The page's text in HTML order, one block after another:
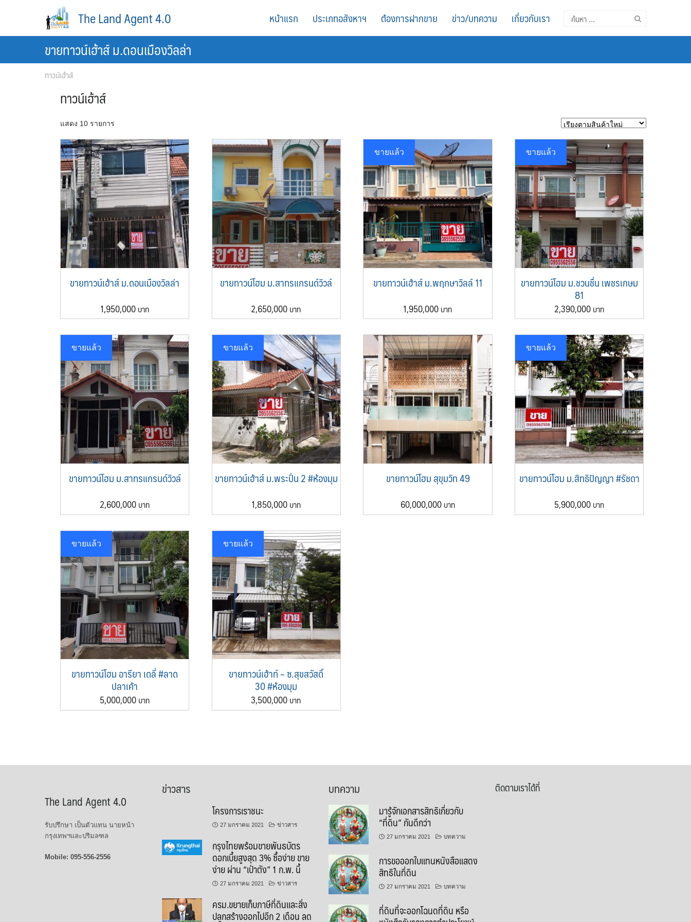
The Land Agent 4.0
ค้นหา
สำหรับ:
หน้าแรก ประเภทอสังหาฯ ต้องการฝากขาย ข่าว/บทความ เกี่ยวกับเรา
ขายทาวน์เฮ้าส์ ม.ดอนเมืองวิลล่า
ทาวน์เฮ้าส์
ทาวน์เฮ้าส์
แสดง 10 รายการ
ขายทาวน์เฮ้าส์ ม.ดอนเมืองวิลล่า
1,950,000
ขายทาวน์โฮม ม.สาทรแกรนด์วิวล์
2,650,000
ขายแล้ว
ขายทาวน์เฮ้าส์ ม.พฤกษาวิลล์ 11
1,950,000
ขายแล้ว
ขายทาวน์โฮม ม.ชวนชื่น เพชรเกษม
81
2,390,000
ขายแล้ว
ขายทาวน์โฮม ม.สาทรแกรนด์วิวล์
2,600,000
ขายแล้ว
ขายทาวน์เฮ้าส์ ม.พระปิ่น 2 #ห้องมุม
1,850,000
ขายทาวน์โฮม สุขุมวิท 49
60,000,000
ขายแล้ว
ขายทาวน์โฮม ม.สิทธิปัญญา #รัชดา
5,900,000
ขายแล้ว
ขายทาวน์โฮม อารียา เดลี่ #ลาด
ปลาเค้า
5,000,000
ขายแล้ว
ขายทาวน์เฮ้าท์ – ซ.สุขสวัสดิ์
30 #ห้องมุม
3,500,000
The Land Agent 4.0
รับปรึกษา เป็นตัวแทน นายหน้า
กรุงเทพฯและปริมลฑล
Mobile: 095-556-2556
ข่าวสาร
โครงการเราชนะ
27 มกราคม 2021 ข่าวสาร
กรุงไทยพร้อมขายพันธบัตร
ดอกเบี้ยสูงสุด 3% ซื้อง่าย ขาย
ง่าย ผ่าน “เป๋าตัง” 1 ก.พ. นี้
27 มกราคม 2021 ข่าวสาร
ครม.ขยายเก็บภาษีที่ดินและสิ่ง
ปลูกสร้างออกไปอีก 2 เดือน ลด
บทความ
​มารู้จักเอกสารสิทธิเกี่ยวกับ
“ที่ดิน” กันดีกว่า
27 มกราคม 2021 บทความ
​​การขอออกใบแทนหนังสือแสดง
สิทธิในที่ดิน​
27 มกราคม 2021 บทความ
​​​​ที่ดินที่จะออกโฉนดที่ดิน หรือ
ติดตามเราได้ที่